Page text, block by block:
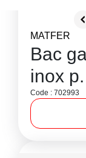
MATFER
Bac
inox
Code : 702993